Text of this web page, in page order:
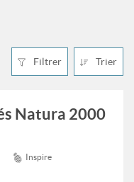
Filtrer Trier
Natura 2000
Inspire